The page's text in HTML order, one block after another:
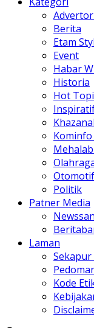
Berita
Etam
Event
Habar
Historia
Hot
Otomotif
Politik
Patner Media
Laman
Sekapur
Kode